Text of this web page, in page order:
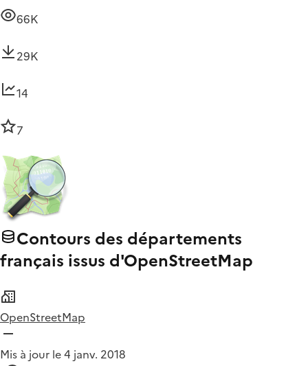
66K
29K
14
7
Contours des départements
français issus d'OpenStreetMap
OpenStreetMap
Mis à jour le 4 janv. 2018